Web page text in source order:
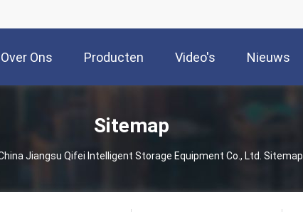
Over Ons Producten Video's Nieuws
Sitemap
Jiangsu Qifei Intelligent Storage Equipment Co., Ltd. Sitemap